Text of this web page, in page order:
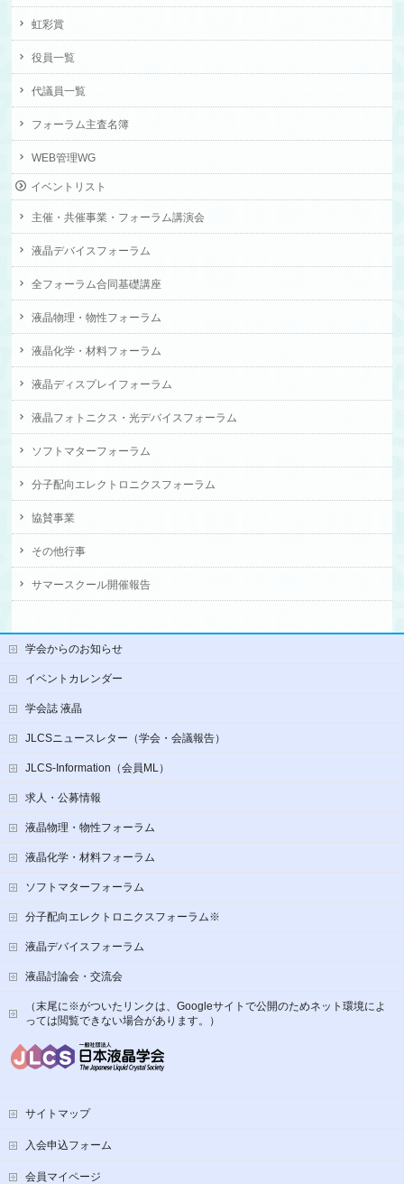
虹彩賞
役員一覧
代議員一覧
フォーラム主査名簿
WEB管理WG
イベントリスト
主催・共催事業・フォーラム講演会
液晶デバイスフォーラム
全フォーラム合同基礎講座
液晶物理・物性フォーラム
液晶化学・材料フォーラム
液晶ディスプレイフォーラム
液晶フォトニクス・光デバイスフォーラム
ソフトマターフォーラム
分子配向エレクトロニクスフォーラム
協賛事業
その他行事
サマースクール開催報告
学会からのお知らせ
イベントカレンダー
学会誌 液晶
JLCSニュースレター（学会・会議報告）
JLCS-Information（会員ML）
求人・公募情報
液晶物理・物性フォーラム
液晶化学・材料フォーラム
ソフトマターフォーラム
分子配向エレクトロニクスフォーラム※
液晶デバイスフォーラム
液晶討論会・交流会
（末尾に※がついたリンクは、Googleサイトで公開のためネット環境によ
っては閲覧できない場合があります。）
サイトマップ
入会申込フォーム
会員マイページ